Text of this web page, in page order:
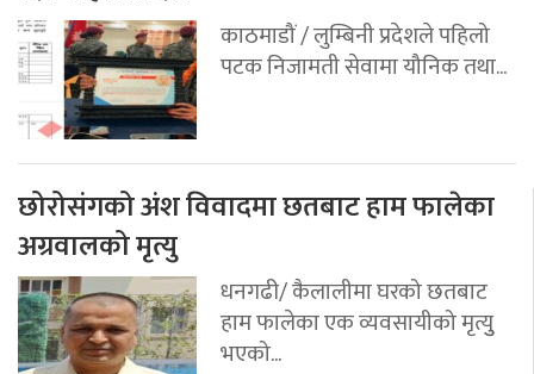
काठमाडौं / लुम्बिनी प्रदेशले पहिलो
पटक निजामती सेवामा यौनिक तथा...
छोरोसंगको अंश विवादमा छतबाट हाम फालेका
अग्रवालको मृत्यु
धनगढी/ कैलालीमा घरको छतबाट
हाम फालेका एक व्यवसायीको मृत्युु
भएको...